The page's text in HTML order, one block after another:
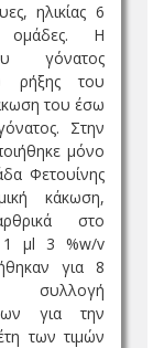
ηλικίας 6
Η
γόνατος
ρήξης του
του έσω
Στην
μόνο
Φετουίνης
κάκωση,
στο
1 μl 3 %w/v
για 8
συλλογή
για την
των τιμών